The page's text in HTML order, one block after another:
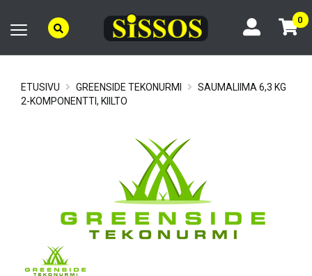
0
ETUSIVU GREENSIDE TEKONURMI
SAUMALIIMA 6,3 KG
2-KOMPONENTTI, KIILTO